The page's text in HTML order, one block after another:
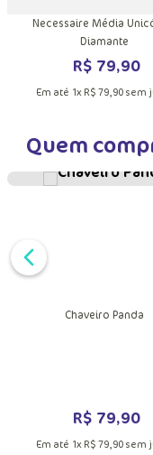
Necessaire Média
Diamante
R$ 79,90
Em até 1x R$ 79,90sem
Quem
Chaveiro Panda
R$ 79,90
Em até 1x R$ 79, 90sem